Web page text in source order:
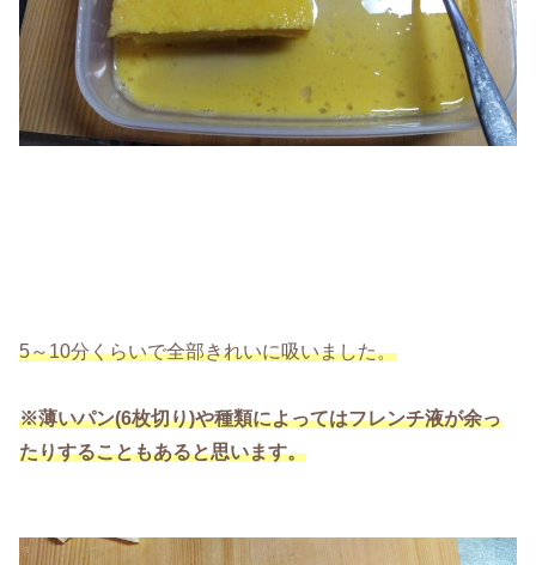
5～10分くらいで全部きれいに吸いました。
※薄いパン(6枚切り)や種類によってはフレンチ液が余っ
たりすることもあると思います。